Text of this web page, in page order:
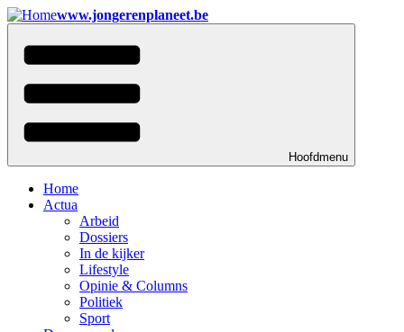
Overslaan
en
naar
gaan
www.jongerenplaneet.be
Hoofdmenu
Home
Actua
Arbeid
Dossiers
In de kijker
Lifestyle
Opinie & Columns
Politiek
Sport